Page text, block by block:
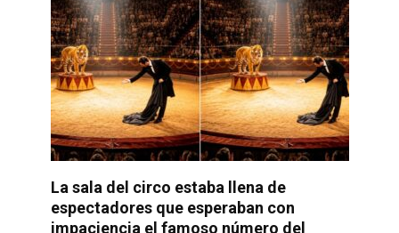
La sala del circo estaba llena de
espectadores que esperaban con
impaciencia el famoso número del